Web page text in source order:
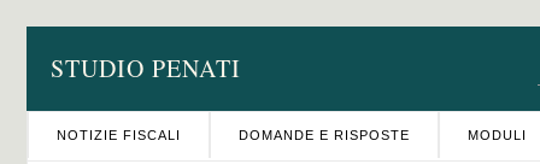
STUDIO PENATI
NOTIZIE FISCALI DOMANDE E RISPOSTE MODULI